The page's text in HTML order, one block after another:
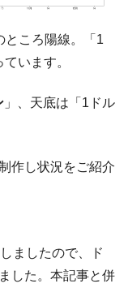
ないのか？
り1,214.4億ド
右される状態
室長が告発され
なって抗議活
」のウラで他業
ところ陽線。「1
います。
」、天底は「1ドル
作し状況をご紹介
ましたので、ド
した。本記事と併